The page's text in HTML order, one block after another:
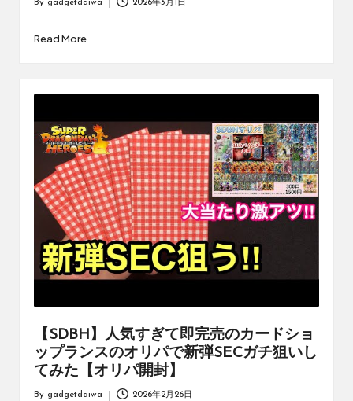
By gadgetdaiwa 2026年3月1日
Read More
【SDBH】人気すぎて即完売のカードショ
ップランスのオリパで新弾SECガチ狙いし
てみた【オリパ開封】
By gadgetdaiwa 2026年2月26日